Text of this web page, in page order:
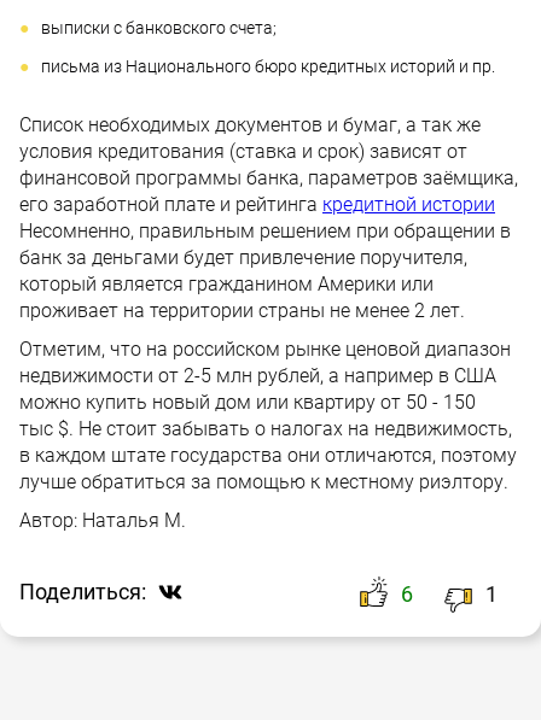
выписки с банковского счета;
письма из Национального бюро кредитных историй и пр.
Список необходимых документов и бумаг, а так же
условия кредитования (ставка и срок) зависят от
финансовой программы банка, параметров заёмщика,
его заработной плате и рейтинга кредитной истории
Несомненно, правильным решением при обращении в
банк за деньгами будет привлечение поручителя,
который является гражданином Америки или
проживает на территории страны не менее 2 лет.
Отметим, что на российском рынке ценовой диапазон
недвижимости от 2-5 млн рублей, а например в США
можно купить новый дом или квартиру от 50 - 150
тыс $. Не стоит забывать о налогах на недвижимость,
в каждом штате государства они отличаются, поэтому
лучше обратиться за помощью к местному риэлтору.
Автор: Наталья М.
Поделиться: 6 1